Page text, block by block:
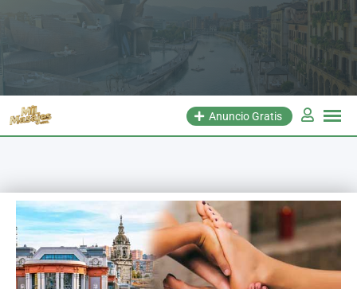
Anuncio Gratis